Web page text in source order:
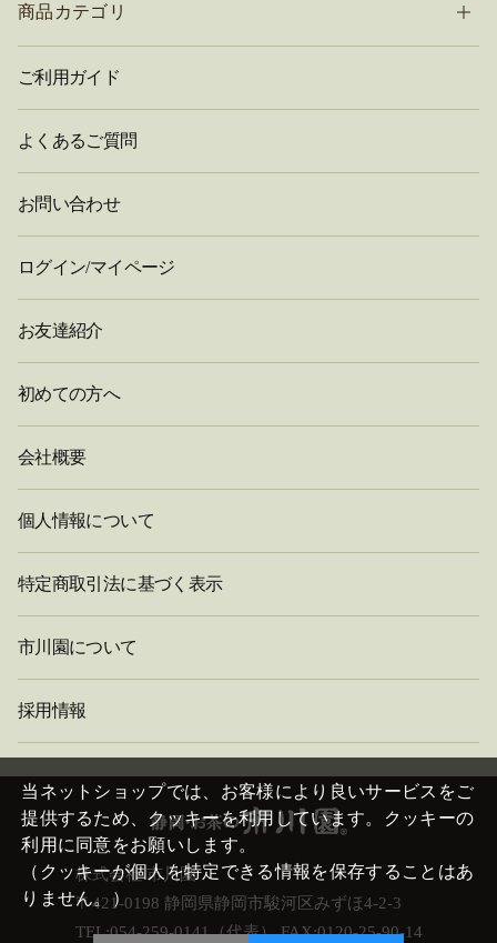
商品カテゴリ
ご利用ガイド
よくあるご質問
お問い合わせ
ログイン/マイページ
お友達紹介
初めての方へ
会社概要
個人情報について
特定商取引法に基づく表示
市川園について
採用情報
株式会社 市川園
〒421-0198 静岡県静岡市駿河区みずほ4-2-3
TEL:054-259-0141（代表） FAX:0120-25-90-14
当ネットショップでは、お客様により良いサービスをご
提供するため、クッキーを利用しています。クッキーの
利用に同意をお願いします。
（クッキーが個人を特定できる情報を保存することはあ
りません。）
閉
じ
る